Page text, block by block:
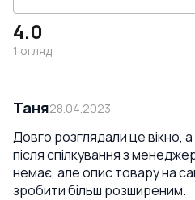
4.0
1 огляд
Таня28.04.2023
Довго розглядали це вікно,
після спілкування з
немає, але опис товару на
зробити більш розширеним.